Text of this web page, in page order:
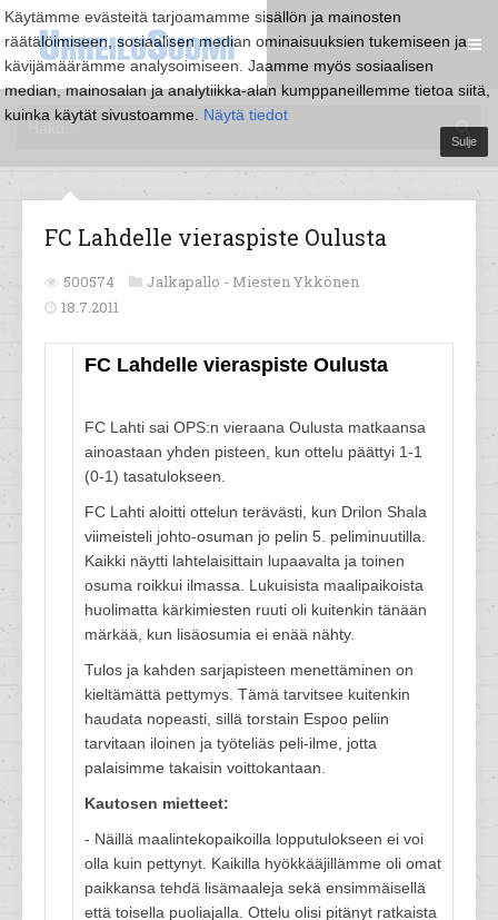
Käytämme evästeitä tarjoamamme sisällön ja mainosten
räätälöimiseen, sosiaalisen median ominaisuuksien tukemiseen ja
kävijämäärämme analysoimiseen. Jaamme myös sosiaalisen
median, mainosalan ja analytiikka-alan kumppaneillemme tietoa siitä,
kuinka käytät sivustoamme. Näytä tiedot
Sulje
FC Lahdelle vieraspiste Oulusta
500574 Jalkapallo - Miesten Ykkönen
18.7.2011
FC Lahdelle vieraspiste Oulusta
FC Lahti sai OPS:n vieraana Oulusta matkaansa
ainoastaan yhden pisteen, kun ottelu päättyi 1-1
(0-1) tasatulokseen.
FC Lahti aloitti ottelun terävästi, kun Drilon Shala
viimeisteli johto-osuman jo pelin 5. peliminuutilla.
Kaikki näytti lahtelaisittain lupaavalta ja toinen
osuma roikkui ilmassa. Lukuisista maalipaikoista
huolimatta kärkimiesten ruuti oli kuitenkin tänään
märkää, kun lisäosumia ei enää nähty.
Tulos ja kahden sarjapisteen menettäminen on
kieltämättä pettymys. Tämä tarvitsee kuitenkin
haudata nopeasti, sillä torstain Espoo peliin
tarvitaan iloinen ja työteliäs peli-ilme, jotta
palaisimme takaisin voittokantaan.
Kautosen mietteet:
- Näillä maalintekopaikoilla lopputulokseen ei voi
olla kuin pettynyt. Kaikilla hyökkääjillämme oli omat
paikkansa tehdä lisämaaleja sekä ensimmäisellä
että toisella puoliajalla. Ottelu olisi pitänyt ratkaista